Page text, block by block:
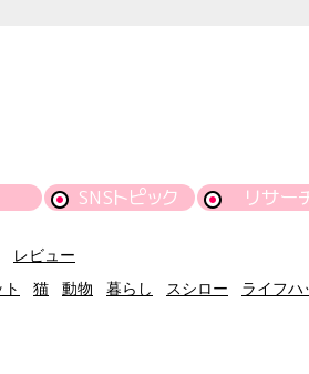
SNSトピック リサー
レビュー
猫 動物 暮らし スシロー ライフハ